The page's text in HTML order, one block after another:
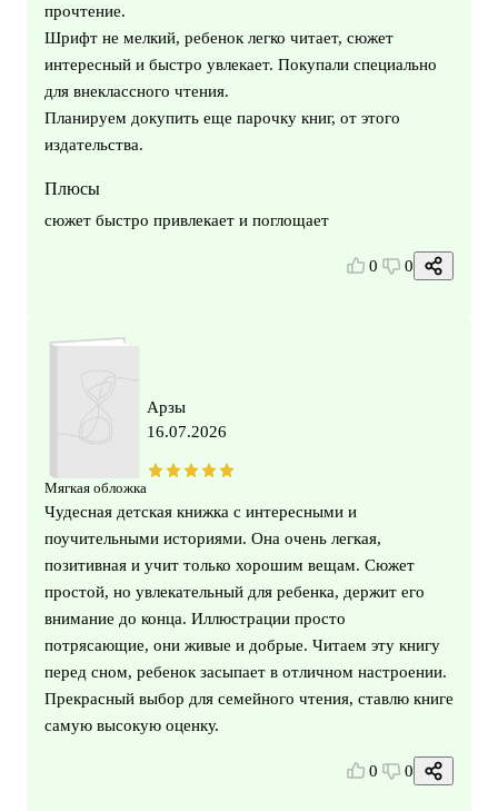
прочтение.
Шрифт не мелкий, ребенок легко читает, сюжет
интересный и быстро увлекает. Покупали специально
для внеклассного чтения.
Планируем докупить еще парочку книг, от этого
издательства.
Плюсы
сюжет быстро привлекает и поглощает
0 0
Мягкая обложка
Арзы
16.07.2026
Чудесная детская книжка с интересными и
поучительными историями. Она очень легкая,
позитивная и учит только хорошим вещам. Сюжет
простой, но увлекательный для ребенка, держит его
внимание до конца. Иллюстрации просто
потрясающие, они живые и добрые. Читаем эту книгу
перед сном, ребенок засыпает в отличном настроении.
Прекрасный выбор для семейного чтения, ставлю книге
самую высокую оценку.
0 0